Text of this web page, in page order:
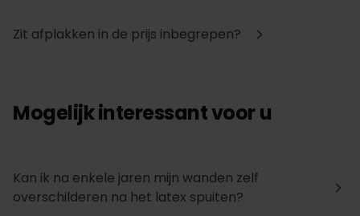
Mogelijk interessant voor u
Zit afplakken in de prijs inbegrepen? arrow_forward_ios
Kan ik na enkele jaren mijn wanden zelf
overschilderen na het latex spuiten?
arrow_forward_ios